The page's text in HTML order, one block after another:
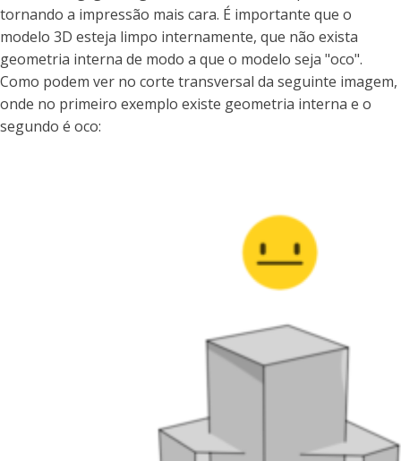
tornando a impressão mais cara. É importante que o
modelo 3D esteja limpo internamente, que não exista
geometria interna de modo a que o modelo seja "oco".
Como podem ver no corte transversal da seguinte imagem,
onde no primeiro exemplo existe geometria interna e o
segundo é oco: